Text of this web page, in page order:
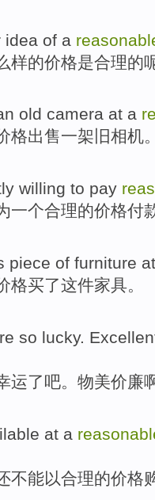
idea of a
样的价格是合理的
old camera at a
格出售一架 旧相机
willing to pay
一个合理的价格付
piece of furniture
格买了这件家具。
so lucky.
运了吧。 物美价廉
at a
不能以合理的价格